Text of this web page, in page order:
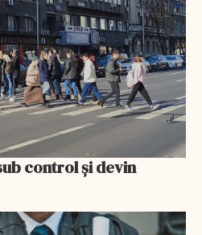
control și devin